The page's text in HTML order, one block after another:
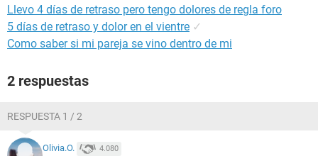
Llevo 4 días de retraso pero tengo dolores de regla foro
5 días de retraso y dolor en el vientre ✓
Como saber si mi pareja se vino dentro de mi
2 respuestas
RESPUESTA 1 / 2
Olivia.O. 4.080